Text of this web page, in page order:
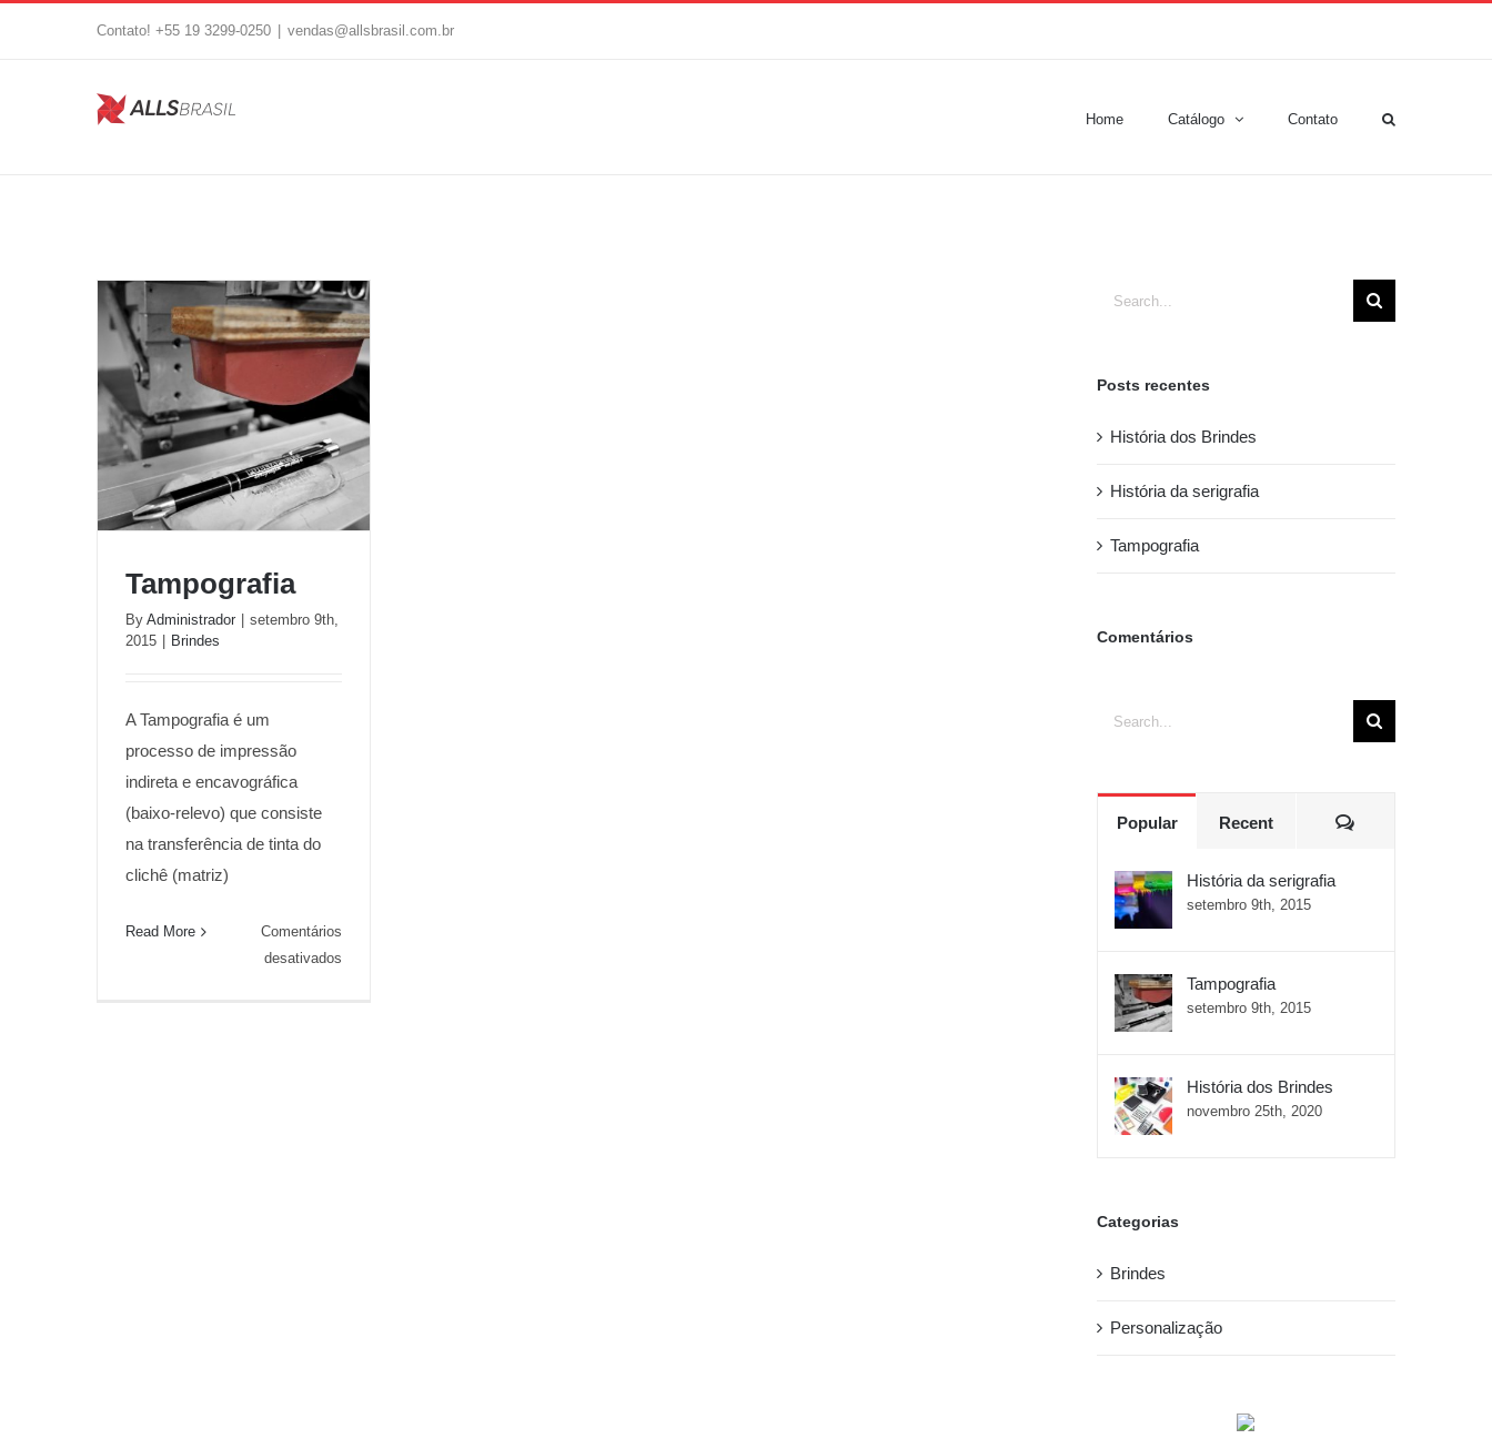
Contato! +55 19 3299-0250 vendas@allsbrasil.com.br
Home Catálogo Contato
Tampografia
By Administrador | setembro 9th,
2015 | Brindes
A Tampografia é um
processo de impressão
indireta e encavográfica
(baixo-relevo) que consiste
na transferência de tinta do
clichê (matriz)
Read More
Comentários
desativadosem
Search
Posts recentes
História dos Brindes
História da serigrafia
Tampografia
Comentários
Search
Popular Recent Comments
História da serigrafia
setembro 9th, 2015
Tampografia
setembro 9th, 2015
História dos Brindes
novembro 25th, 2020
Categorias
Brindes
Personalização